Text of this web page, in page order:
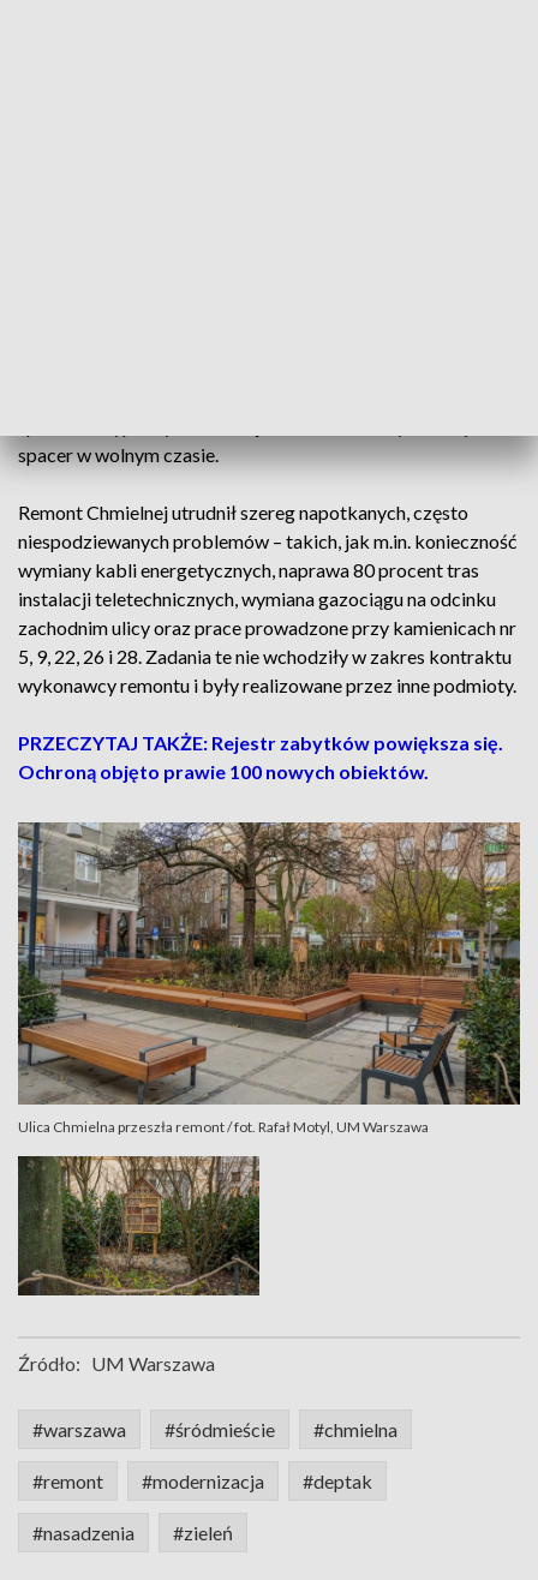
spacer w wolnym czasie.
Remont Chmielnej utrudnił szereg napotkanych, często
niespodziewanych problemów – takich, jak m.in. konieczność
wymiany kabli energetycznych, naprawa 80 procent tras
instalacji teletechnicznych, wymiana gazociągu na odcinku
zachodnim ulicy oraz prace prowadzone przy kamienicach nr
5, 9, 22, 26 i 28. Zadania te nie wchodziły w zakres kontraktu
wykonawcy remontu i były realizowane przez inne podmioty.
PRZECZYTAJ TAKŻE: Rejestr zabytków powiększa się.
Ochroną objęto prawie 100 nowych obiektów.
Ulica Chmielna przeszła remont / fot. Rafał Motyl, UM Warszawa
Źródło: UM Warszawa
#warszawa #śródmieście #chmielna
#remont #modernizacja #deptak
#nasadzenia #zieleń